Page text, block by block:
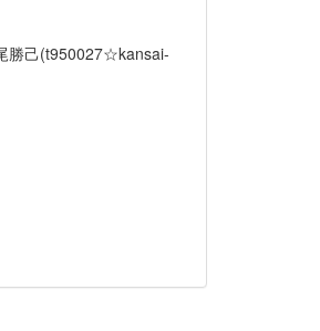
勝己(t950027☆kansai-